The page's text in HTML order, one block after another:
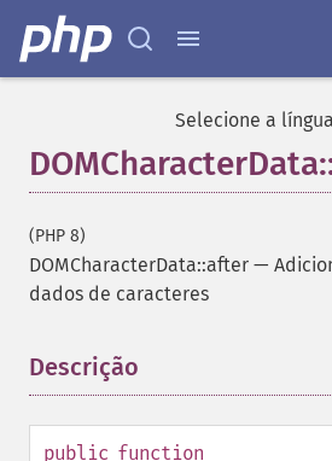
Selecione a
(PHP 8)
DOMCharacterData::after —
dados de caracteres
Descrição
public function